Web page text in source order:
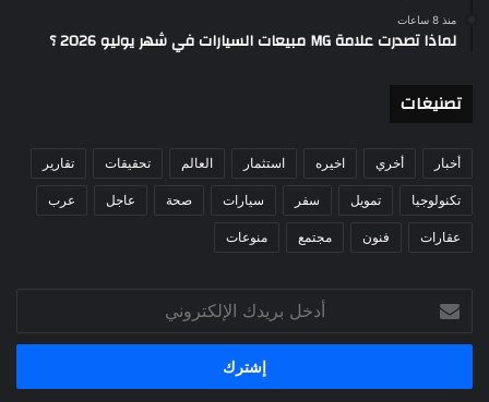
منذ 8 ساعات
لماذا تصدرت علامة MG مبيعات السيارات في شهر يوليو 2026 ؟
تصنيغات
أخبار أخري اخيره استثمار العالم تحقيقات تقارير
تكنولوجيا تمويل سفر سيارات صحة عاجل عرب
عقارات فنون مجتمع منوعات
بريدك
الإلكتروني